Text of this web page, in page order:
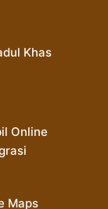
Khas
Online
Maps